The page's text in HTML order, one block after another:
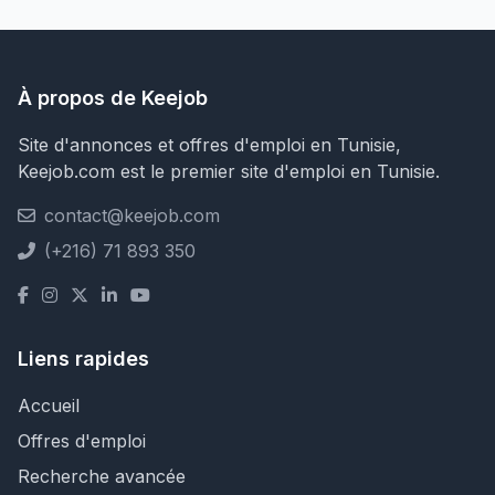
À propos de Keejob
Site d'annonces et offres d'emploi en Tunisie,
Keejob.com est le premier site d'emploi en Tunisie.
contact@keejob.com
(+216) 71 893 350
Liens rapides
Accueil
Offres d'emploi
Recherche avancée